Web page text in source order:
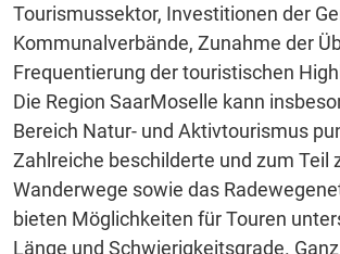
Tourismussektor, Investitionen der
Kommunalverbände, Zunahme der
Frequentierung der touristischen
Die Region SaarMoselle kann
Bereich Natur- und Aktivtourismus
Zahlreiche beschilderte und zum Teil
Wanderwege sowie das
bieten Möglichkeiten für Touren
Länge und Schwierigkeitsgrade.